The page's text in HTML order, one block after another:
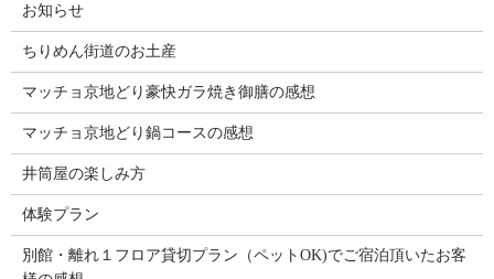
お知らせ
ちりめん街道のお土産
マッチョ京地どり豪快ガラ焼き御膳の感想
マッチョ京地どり鍋コースの感想
井筒屋の楽しみ方
体験プラン
別館・離れ１フロア貸切プラン（ペットOK)でご宿泊頂いたお客